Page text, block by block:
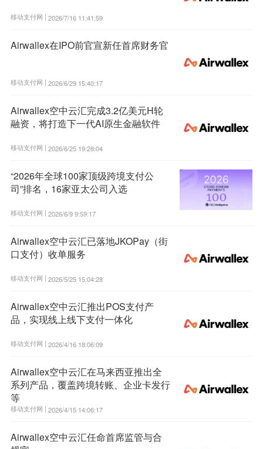
移动支付网 | 2026/7/16 11:41:59
Airwallex在IPO前官宣新任首席财务官
移动支付网 | 2026/6/29 15:40:17
Airwallex空中云汇完成3.2亿美元H轮
融资，将打造下一代AI原生金融软件
移动支付网 | 2026/6/25 19:28:04
“2026年全球100家顶级跨境支付公
司”排名，16家亚太公司入选
移动支付网 | 2026/6/9 9:59:17
Airwallex空中云汇已落地JKOPay（街
口支付）收单服务
移动支付网 | 2026/5/25 15:04:28
Airwallex空中云汇推出POS支付产
品，实现线上线下支付一体化
移动支付网 | 2026/4/16 18:06:09
Airwallex空中云汇在马来西亚推出全
系列产品，覆盖跨境转账、企业卡发行
等
移动支付网 | 2026/4/15 14:06:17
Airwallex空中云汇任命首席监管与合